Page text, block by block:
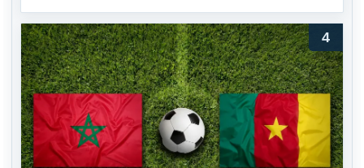
4